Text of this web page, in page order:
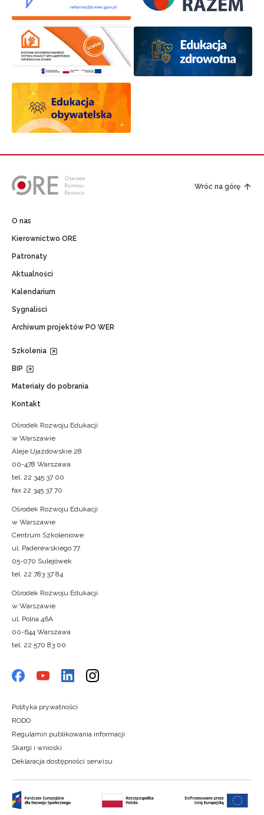
Wróć na górę
O nas
Kierownictwo ORE
Patronaty
Aktualności
Kalendarium
Sygnaliści
Archiwum projektów PO WER
Szkolenia
BIP
Materiały do pobrania
Kontakt
Ośrodek Rozwoju Edukacji
w Warszawie
Aleje Ujazdowskie 28
00-478 Warszawa
tel. 22 345 37 00
fax 22 345 37 70
Ośrodek Rozwoju Edukacji
w Warszawie
Centrum Szkoleniowe
ul. Paderewskiego 77
05-070 Sulejówek
tel. 22 783 37 84
Ośrodek Rozwoju Edukacji
w Warszawie
ul. Polna 46A
00-644 Warszawa
tel. 22 570 83 00
Polityka prywatności
RODO
Regulamin publikowania informacji
Skargi i wnioski
Deklaracja dostępności serwisu